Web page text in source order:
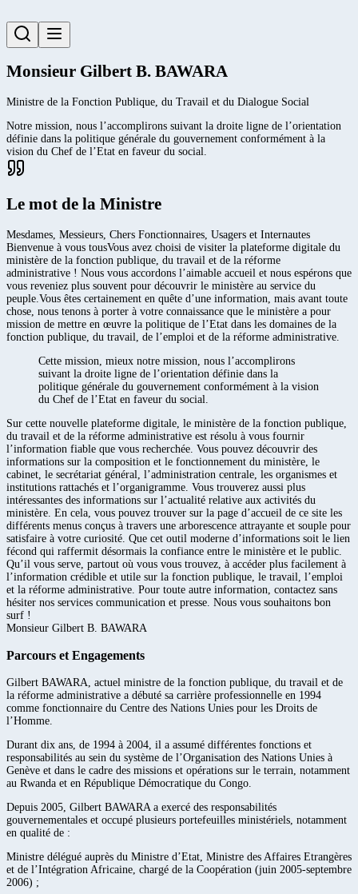
Monsieur Gilbert B. BAWARA
Ministre de la Fonction Publique, du Travail et du Dialogue Social
Notre mission, nous l’accomplirons suivant la droite ligne de l’orientation
définie dans la politique générale du gouvernement conformément à la
vision du Chef de l’Etat en faveur du social.
Le mot de la Ministre
Mesdames, Messieurs, Chers Fonctionnaires, Usagers et Internautes
Bienvenue à vous tousVous avez choisi de visiter la plateforme digitale du
ministère de la fonction publique, du travail et de la réforme
administrative ! Nous vous accordons l’aimable accueil et nous espérons que
vous reveniez plus souvent pour découvrir le ministère au service du
peuple.Vous êtes certainement en quête d’une information, mais avant toute
chose, nous tenons à porter à votre connaissance que le ministère a pour
mission de mettre en œuvre la politique de l’Etat dans les domaines de la
fonction publique, du travail, de l’emploi et de la réforme administrative.
Cette mission, mieux notre mission, nous l’accomplirons
suivant la droite ligne de l’orientation définie dans la
politique générale du gouvernement conformément à la vision
du Chef de l’Etat en faveur du social.
Sur cette nouvelle plateforme digitale, le ministère de la fonction publique,
du travail et de la réforme administrative est résolu à vous fournir
l’information fiable que vous recherchée. Vous pouvez découvrir des
informations sur la composition et le fonctionnement du ministère, le
cabinet, le secrétariat général, l’administration centrale, les organismes et
institutions rattachés et l’organigramme. Vous trouverez aussi plus
intéressantes des informations sur l’actualité relative aux activités du
ministère. En cela, vous pouvez trouver sur la page d’accueil de ce site les
différents menus conçus à travers une arborescence attrayante et souple pour
satisfaire à votre curiosité. Que cet outil moderne d’informations soit le lien
fécond qui raffermit désormais la confiance entre le ministère et le public.
Qu’il vous serve, partout où vous vous trouvez, à accéder plus facilement à
l’information crédible et utile sur la fonction publique, le travail, l’emploi
et la réforme administrative. Pour toute autre information, contactez sans
hésiter nos services communication et presse. Nous vous souhaitons bon
surf !
Monsieur Gilbert B. BAWARA
Parcours et Engagements
Gilbert BAWARA, actuel ministre de la fonction publique, du travail et de
la réforme administrative a débuté sa carrière professionnelle en 1994
comme fonctionnaire du Centre des Nations Unies pour les Droits de
l’Homme.
Durant dix ans, de 1994 à 2004, il a assumé différentes fonctions et
responsabilités au sein du système de l’Organisation des Nations Unies à
Genève et dans le cadre des missions et opérations sur le terrain, notamment
au Rwanda et en République Démocratique du Congo.
Depuis 2005, Gilbert BAWARA a exercé des responsabilités
gouvernementales et occupé plusieurs portefeuilles ministériels, notamment
en qualité de :
Ministre délégué auprès du Ministre d’Etat, Ministre des Affaires Etrangères
et de l’Intégration Africaine, chargé de la Coopération (juin 2005-septembre
2006) ;